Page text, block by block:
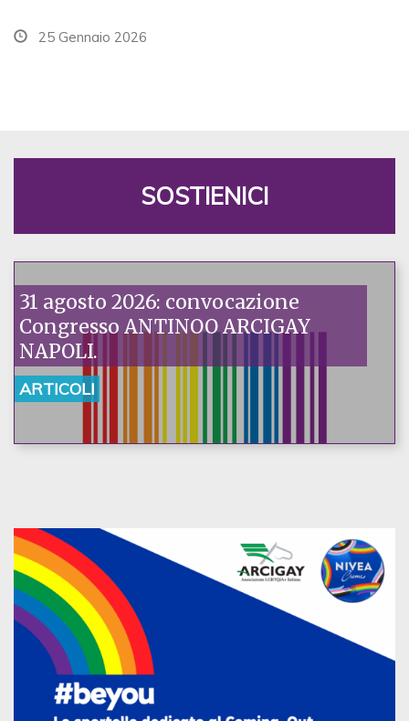
25 Gennaio 2026
SOSTIENICI
31 agosto 2026: convocazione
Congresso ANTINOO ARCIGAY
NAPOLI.
ARTICOLI